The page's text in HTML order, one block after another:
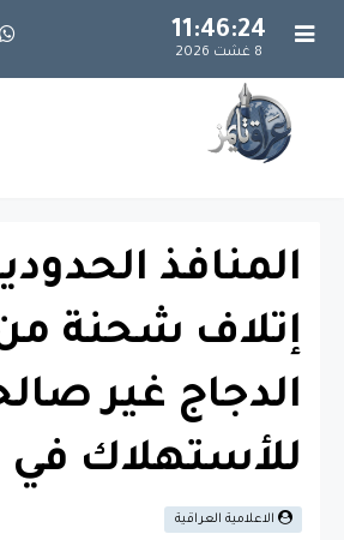
11:46:24
8 غشت 2026
المنافذ
إتلاف شحنة
الدجاج غير
للأستهلاك
الاعلامية العراقية